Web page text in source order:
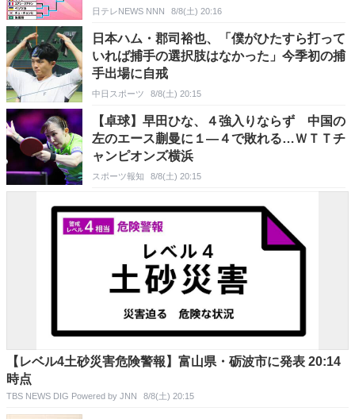
日テレNEWS NNN 8/8(土) 20:16
日本ハム・郡司裕也、「僕がひたすら打って
いれば捕手の選択肢はなかった」今季初の捕
手出場に自戒
中日スポーツ 8/8(土) 20:15
【卓球】早田ひな、４強入りならず 中国の
左のエース蒯曼に１―４で敗れる…ＷＴＴチ
ャンピオンズ横浜
スポーツ報知 8/8(土) 20:15
【レベル4土砂災害危険警報】富山県・砺波市に発表 20:14
時点
TBS NEWS DIG Powered by JNN 8/8(土) 20:15